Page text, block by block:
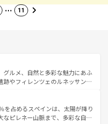
… 11
グルメ、自然と多彩な魅力にあふ
跡やフィレンツェのルネッサンス
田園風景やアマルフィ海岸の絶
せない。観光の合間には、本場の
のイタリア料理を堪能することも
を占めるスペインは、太陽が降り
なピレネー山脈まで、多彩な自然